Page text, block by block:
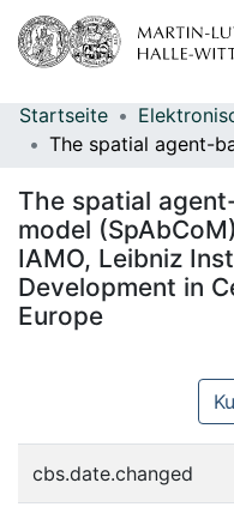
Bereiche &
Statistiken
Startseite
The spatial
model
IAMO, Leibniz
Development in
Europe
cbs.date.changed